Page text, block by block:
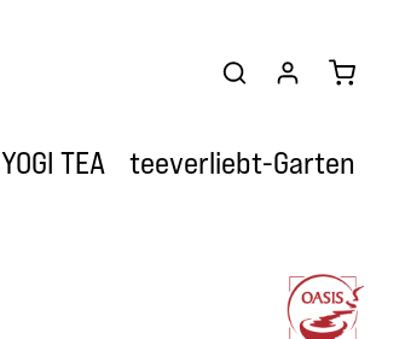
YOGI TEA teeverliebt-Garten